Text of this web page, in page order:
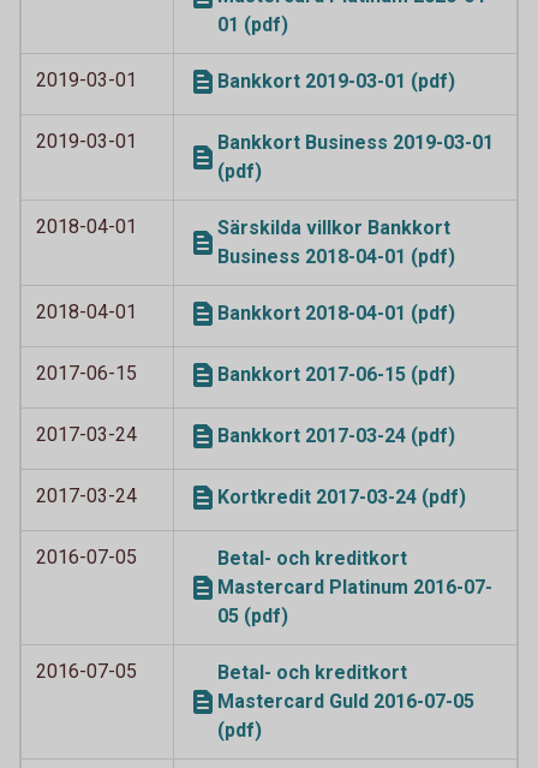
01 (pdf)
2019-03-01 Bankkort 2019-03-01 (pdf)
2019-03-01
Bankkort Business 2019-03-01
(pdf)
2018-04-01
Särskilda villkor Bankkort
Business 2018-04-01 (pdf)
2018-04-01 Bankkort 2018-04-01 (pdf)
2017-06-15 Bankkort 2017-06-15 (pdf)
2017-03-24 Bankkort 2017-03-24 (pdf)
2017-03-24 Kortkredit 2017-03-24 (pdf)
2016-07-05
Betal- och kreditkort
Mastercard Platinum 2016-07-
05 (pdf)
2016-07-05
Betal- och kreditkort
Mastercard Guld 2016-07-05
(pdf)